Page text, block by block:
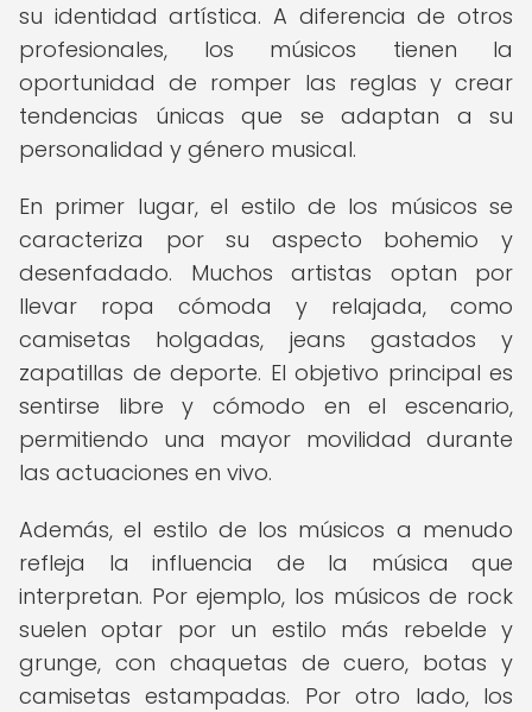
su identidad artística. A diferencia de otros
profesionales, los músicos tienen la
oportunidad de romper las reglas y crear
tendencias únicas que se adaptan a su
personalidad y género musical.
En primer lugar, el estilo de los músicos se
caracteriza por su aspecto bohemio y
desenfadado. Muchos artistas optan por
llevar ropa cómoda y relajada, como
camisetas holgadas, jeans gastados y
zapatillas de deporte. El objetivo principal es
sentirse libre y cómodo en el escenario,
permitiendo una mayor movilidad durante
las actuaciones en vivo.
Además, el estilo de los músicos a menudo
refleja la influencia de la música que
interpretan. Por ejemplo, los músicos de rock
suelen optar por un estilo más rebelde y
grunge, con chaquetas de cuero, botas y
camisetas estampadas. Por otro lado, los